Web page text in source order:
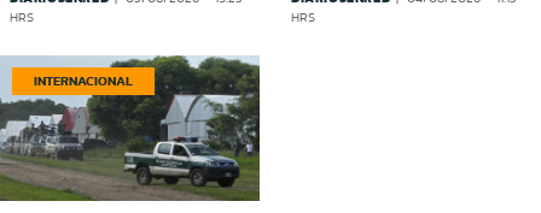
HRS
HRS
INTERNACIONAL